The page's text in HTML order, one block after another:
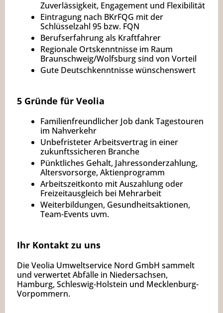
Zuverlässigkeit, Engagement und Flexibilität
Eintragung nach BKrFQG mit der
Schlüsselzahl 95 bzw. FQN
Berufserfahrung als Kraftfahrer
Regionale Ortskenntnisse im Raum
Braunschweig/Wolfsburg sind von Vorteil
Gute Deutschkenntnisse wünschenswert
5 Gründe für Veolia
Familienfreundlicher Job dank Tagestouren
im Nahverkehr
Unbefristeter Arbeitsvertrag in einer
zukunftssicheren Branche
Pünktliches Gehalt, Jahressonderzahlung,
Altersvorsorge, Aktienprogramm
Arbeitszeitkonto mit Auszahlung oder
Freizeitausgleich bei Mehrarbeit
Weiterbildungen, Gesundheitsaktionen,
Team-Events uvm.
Ihr Kontakt zu uns
Die Veolia Umweltservice Nord GmbH sammelt
und verwertet Abfälle in Niedersachsen,
Hamburg, Schleswig-Holstein und Mecklenburg-
Vorpommern.